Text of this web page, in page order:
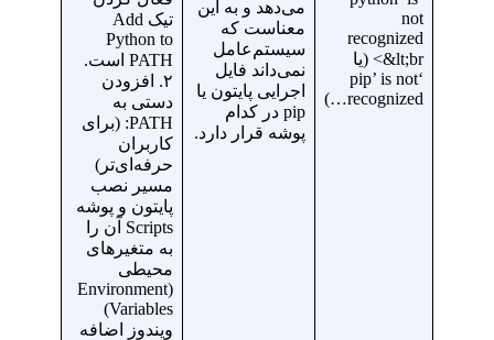
not
recognized
&lt;br> (یا
‘pip’ is not
recognized…)
می‌دهد و به این
معناست که
سیستم‌عامل
نمی‌داند فایل
اجرایی پایتون یا
pip در کدام
پوشه قرار دارد.
تیک Add
Python to
PATH است.
۲. افزودن
دستی به
PATH: (برای
کاربران
حرفه‌ای‌تر)
مسیر نصب
پایتون و پوشه
Scripts آن را
به متغیرهای
محیطی
(Environment
Variables)
ویندوز اضافه